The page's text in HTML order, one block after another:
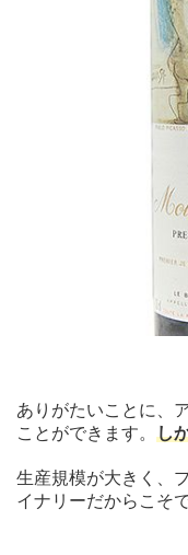
ありがたいことに、
ことができます。 し
生産規模が大きく、
イナリーだからこそ